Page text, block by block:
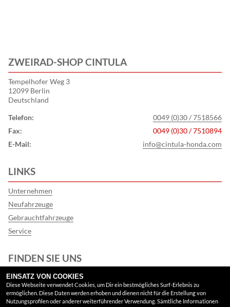
ZWEIRAD-SHOP CINTULA
Tempelhofer Weg 3
12099 Berlin
Deutschland
Telefon:
0049 (0)30 / 7518566
Fax:
0049 (0)30 / 7510894
E-Mail:
info@cintula-honda.com
LINKS
Unternehmen
Neufahrzeuge
Gebrauchtfahrzeuge
Service
FINDEN SIE UNS
Facebook
Google Maps
EINSATZ VON COOKIES
Diese Webseite verwendet Cookies, um Dir ein bestmögliches Surf-Erlebnis zu
ermöglichen. Diese Daten werden erhoben und dienen nicht für die Erstellung von
Nutzungsprofilen oder anderer weiterführender Verwendung. Sämtliche Informationen